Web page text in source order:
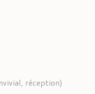
réception)